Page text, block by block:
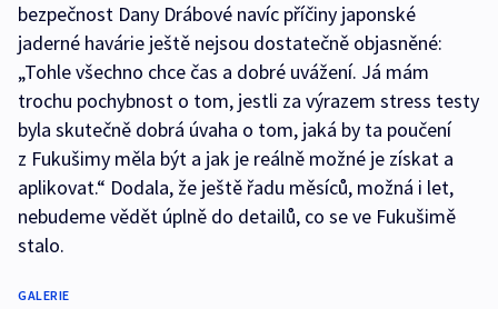
bezpečnost Dany Drábové navíc příčiny japonské
jaderné havárie ještě nejsou dostatečně objasněné:
„Tohle všechno chce čas a dobré uvážení. Já mám
trochu pochybnost o tom, jestli za výrazem stress testy
byla skutečně dobrá úvaha o tom, jaká by ta poučení
z Fukušimy měla být a jak je reálně možné je získat a
aplikovat.“ Dodala, že ještě řadu měsíců, možná i let,
nebudeme vědět úplně do detailů, co se ve Fukušimě
stalo.
GALERIE